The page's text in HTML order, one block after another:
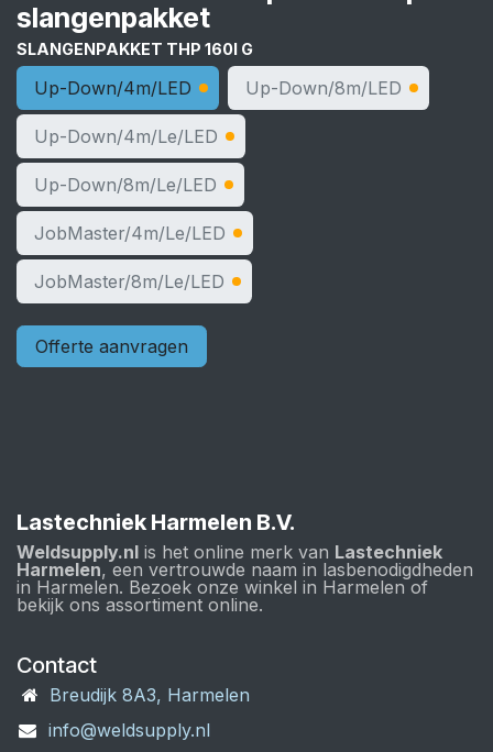
slangenpakket
SLANGENPAKKET THP 160I G
Up-Down/4m/LED Up-Down/8m/LED
Up-Down/4m/Le/LED
Up-Down/8m/Le/LED
JobMaster/4m/Le/LED
JobMaster/8m/Le/LED
Offerte aanvragen
Lastechniek Harmelen B.V.
Weldsupply.nl is het online merk van Lastechniek
Harmelen, een vertrouwde naam in lasbenodigdheden
in Harmelen. Bezoek onze winkel in Harmelen of
bekijk ons assortiment online.
Contact
Breudijk 8A3, Harmelen
info@weldsupply.nl